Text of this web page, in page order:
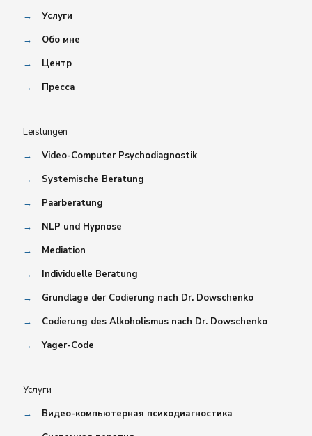
→
Услуги
→
Обо мне
→
Центр
→
Пресса
Leistungen
→
Video-Computer Psychodiagnostik
→
Systemische Beratung
→
Paarberatung
→
NLP und Hypnose
→
Mediation
→
Individuelle Beratung
→
Grundlage der Codierung nach Dr. Dowschenko
→
Codierung des Alkoholismus nach Dr. Dowschenko
→
Yager-Code
Услуги
→
Видео-компьютерная психодиагностика